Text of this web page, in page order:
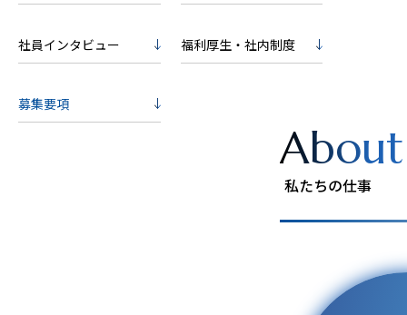
社員インタビュー 福利厚生・社内制度
募集要項
About
私たちの仕事